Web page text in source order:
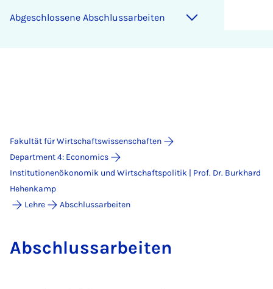
Abgeschlossene Abschlussarbeiten
Fakultät für Wirtschaftswissenschaften
Department 4: Economics
Institutionenökonomik und Wirtschaftspolitik | Prof. Dr. Burkhard
Hehenkamp
Lehre
Abschlussarbeiten
Ab­schluss­a­r­bei­ten